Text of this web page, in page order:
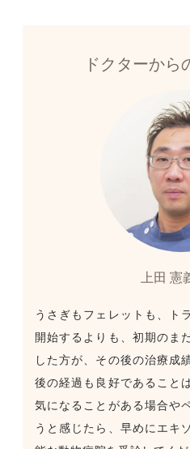
ドクターから
上田 憲
うさぎもフェレットも、ト
開始するよりも、初期のま
した方が、その後の治療成
後の経過も良好であること
気になることがある場合や
うと感じたら、早めにエキ